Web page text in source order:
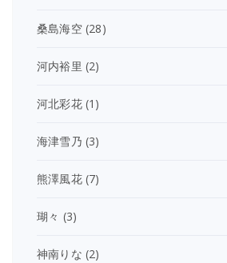
桑島海空(28)
河内裕里 (2)
河北彩花(1)
海津雪乃 (3)
熊澤風花(7)
瑚々 (3)
神南りな (2)